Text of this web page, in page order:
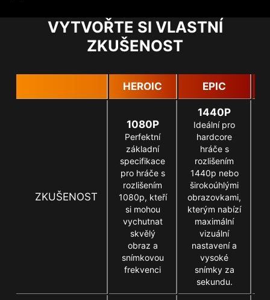
VYTVOŘTE SI VLASTNÍ
ZKUŠENOST
HEROIC EPIC
ZKUŠENOST
1080P
Perfektní
základní
specifikace
pro hráče s
rozlišením
1080p, kteří
si mohou
vychutnat
skvělý
obraz a
snímkovou
frekvenci
1440P
Ideální pro
hardcore
hráče s
rozlišením
1440p nebo
širokoúhlými
obrazovkami,
kterým nabízí
maximální
vizuální
nastavení a
vysoké
snímky za
sekundu.